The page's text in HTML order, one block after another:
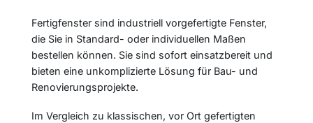
Fertigfenster sind industriell vorgefertigte Fenster,
die Sie in Standard- oder individuellen Maßen
bestellen können. Sie sind sofort einsatzbereit und
bieten eine unkomplizierte Lösung für Bau- und
Renovierungsprojekte.
Im Vergleich zu klassischen, vor Ort gefertigten